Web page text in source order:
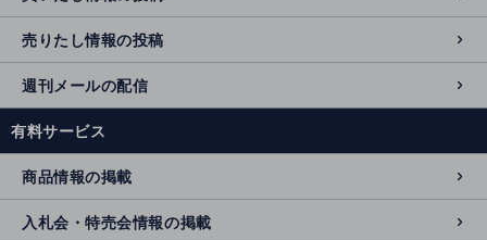
売りたし情報の投稿
週刊メールの配信
有料サービス
商品情報の掲載
入札会・特売会情報の掲載